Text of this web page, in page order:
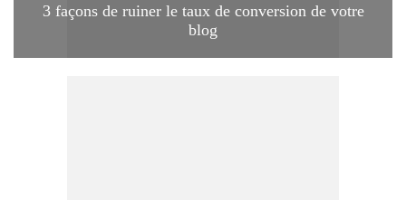
3 façons de ruiner le taux de conversion de votre
blog